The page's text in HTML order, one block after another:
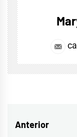
Navegación
Anterior